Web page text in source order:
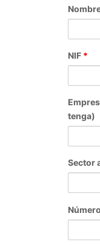
NIF *
tenga)
Sector